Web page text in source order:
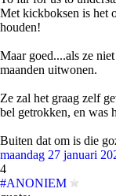
Met kickboksen is het
houden!
Maar goed....als ze
maanden uitwonen.
Ze zal het graag zelf
bel getrokken, en was
Buiten dat om is die
maandag 27 januari
4
#ANONIEM